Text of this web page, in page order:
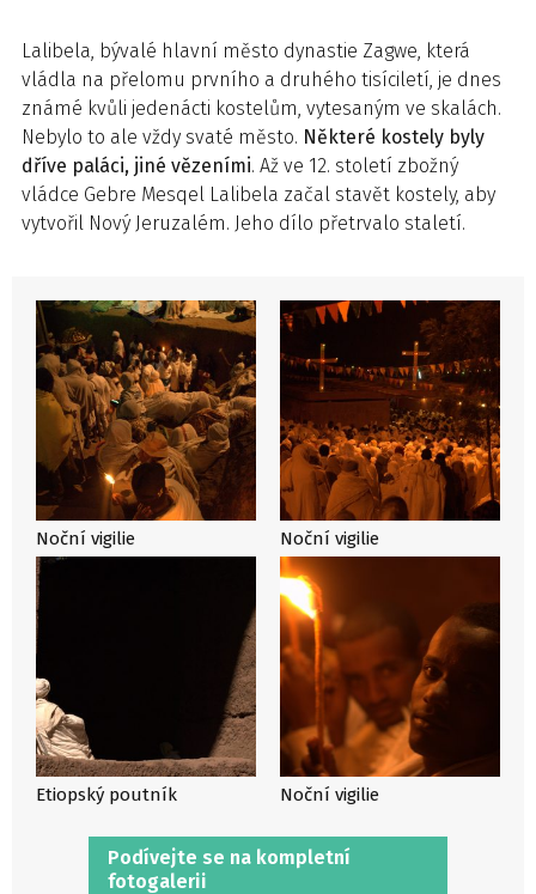
Lalibela, bývalé hlavní město dynastie Zagwe, která
vládla na přelomu prvního a druhého tisíciletí, je dnes
známé kvůli jedenácti kostelům, vytesaným ve skalách.
Nebylo to ale vždy svaté město. Některé kostely byly
dříve paláci, jiné vězeními. Až ve 12. století zbožný
vládce Gebre Mesqel Lalibela začal stavět kostely, aby
vytvořil Nový Jeruzalém. Jeho dílo přetrvalo staletí.
Podívejte se na kompletní
fotogalerii
Noční vigilie Noční vigilie
Etiopský poutník Noční vigilie